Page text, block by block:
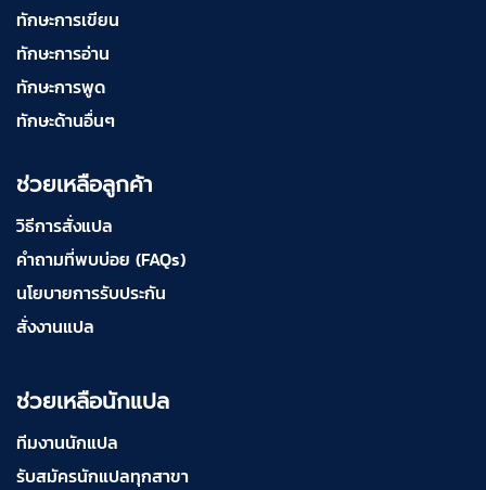
ทักษะการเขียน
ทักษะการอ่าน
ทักษะการพูด
ทักษะด้านอื่นๆ
ช่วยเหลือลูกค้า
วิธีการสั่งแปล
คำถามที่พบบ่อย (FAQs)
นโยบายการรับประกัน
สั่งงานแปล
ช่วยเหลือนักแปล
ทีมงานนักแปล
รับสมัครนักแปลทุกสาขา